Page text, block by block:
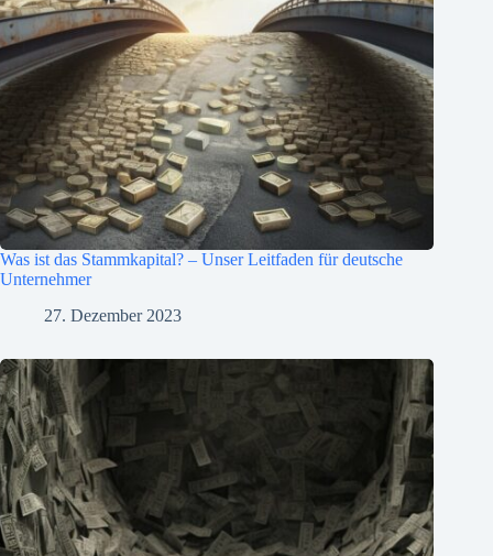
Was ist das Stammkapital? – Unser Leitfaden für deutsche
Unternehmer
27. Dezember 2023